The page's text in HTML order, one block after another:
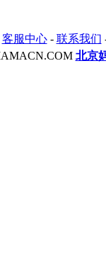
客服中心- 联系我们
北京